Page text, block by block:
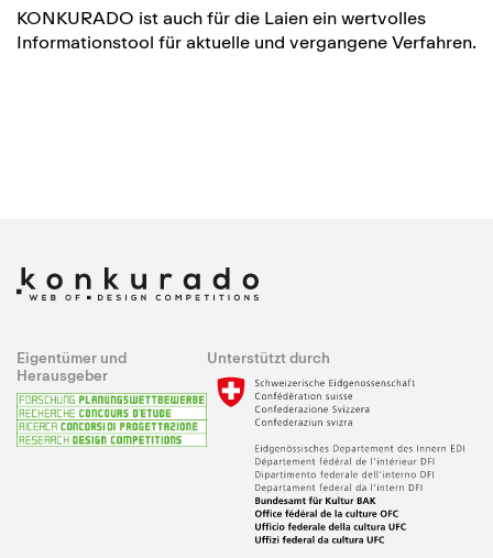
KONKURADO ist auch für die Laien ein wertvolles
Informationstool für aktuelle und vergangene Verfahren.
Eigentümer und
Herausgeber
Unterstützt durch